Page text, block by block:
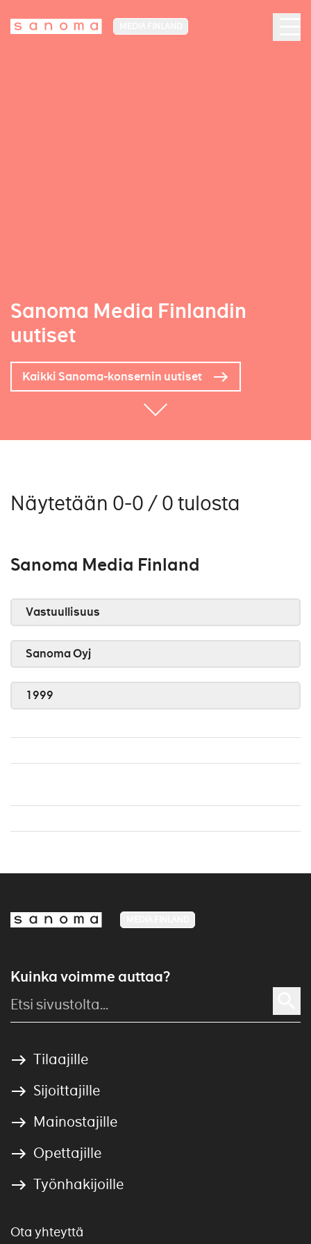
Sanoma Media Finlandin
uutiset
Kaikki Sanoma-konsernin uutiset
Näytetään 0-0 / 0 tulosta
Sanoma Media Finland
Vastuullisuus
Sanoma Oyj
1999
Kuinka voimme auttaa?
Tilaajille
Sijoittajille
Mainostajille
Opettajille
Työnhakijoille
Ota yhteyttä